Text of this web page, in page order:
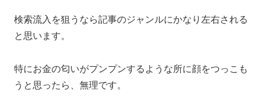
検索流入を狙うなら記事のジャンルにかなり左右される
と思います。
特にお金の匂いがプンプンするような所に顔をつっこも
うと思ったら、無理です。